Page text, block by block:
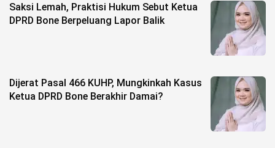
Saksi Lemah, Praktisi Hukum Sebut Ketua
DPRD Bone Berpeluang Lapor Balik
Dijerat Pasal 466 KUHP, Mungkinkah Kasus
Ketua DPRD Bone Berakhir Damai?